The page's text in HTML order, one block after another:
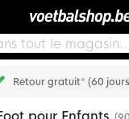
Retour gratuit* (60